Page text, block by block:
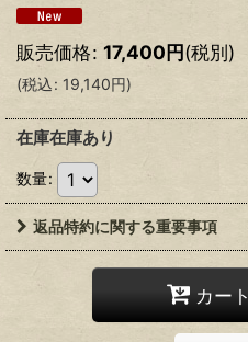
販売価格: 17,400円(税別)
(税込: 19,140円)
在庫在庫あり
数量:
返品特約に関する重要事項
カー